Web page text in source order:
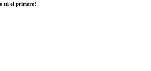
tú el primero!